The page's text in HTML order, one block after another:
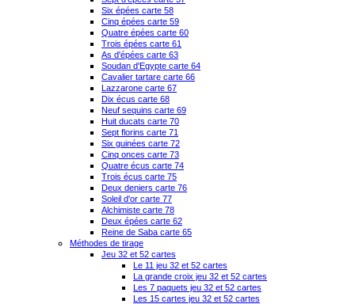
Six épées carte 58
Cinq épées carte 59
Quatre épées carte 60
Trois épées carte 61
As d'épées carte 63
Soudan d'Egypte carte 64
Cavalier tartare carte 66
Lazzarone carte 67
Dix écus carte 68
Neuf sequins carte 69
Huit ducats carte 70
Sept florins carte 71
Six guinées carte 72
Cinq onces carte 73
Quatre écus carte 74
Trois écus carte 75
Deux deniers carte 76
Soleil d'or carte 77
Alchimiste carte 78
Deux épées carte 62
Reine de Saba carte 65
Méthodes de tirage
Jeu 32 et 52 cartes
Le 11 jeu 32 et 52 cartes
La grande croix jeu 32 et 52 cartes
Les 7 paquets jeu 32 et 52 cartes
Les 15 cartes jeu 32 et 52 cartes